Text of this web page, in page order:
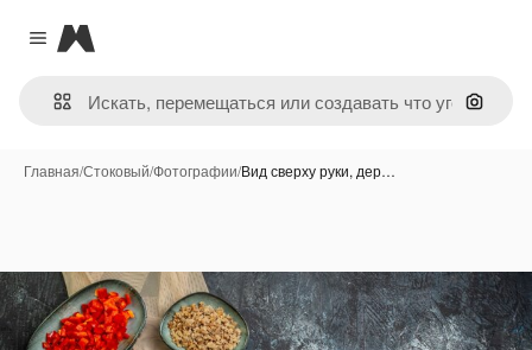
Close menu
Magnific
Поиск
Главная/Стоковый/Фотографии/Вид сверху руки, дер…